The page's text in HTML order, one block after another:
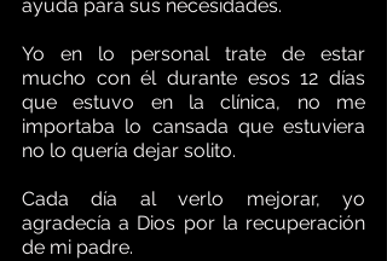
ayuda para sus necesidades.
Yo en lo personal trate de estar
mucho con él durante esos 12 días
que estuvo en la clínica, no me
importaba lo cansada que estuviera
no lo quería dejar solito.
Cada día al verlo mejorar, yo
agradecía a Dios por la recuperación
de mi padre.